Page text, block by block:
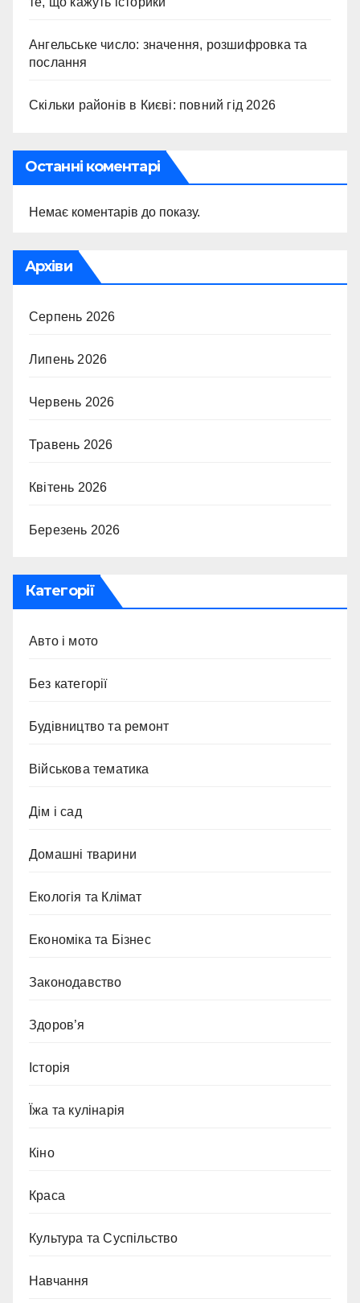
Ангельське число: значення, розшифровка та
послання
Скільки районів в Києві: повний гід 2026
Останні коментарі
Немає коментарів до показу.
Архіви
Серпень 2026
Липень 2026
Червень 2026
Травень 2026
Квітень 2026
Березень 2026
Категорії
Авто і мото
Без категорії
Будівництво та ремонт
Військова тематика
Дім і сад
Домашні тварини
Екологія та Клімат
Економіка та Бізнес
Законодавство
Здоров’я
Історія
Їжа та кулінарія
Кіно
Краса
Культура та Суспільство
Навчання